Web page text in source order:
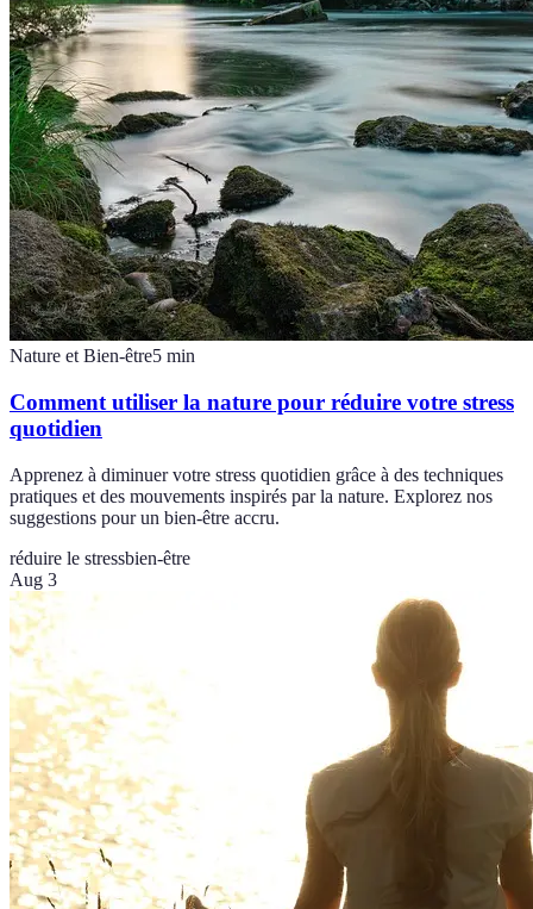
Nature et Bien-être5 min
Comment utiliser la nature pour réduire votre stress
quotidien
Apprenez à diminuer votre stress quotidien grâce à des techniques
pratiques et des mouvements inspirés par la nature. Explorez nos
suggestions pour un bien-être accru.
réduire le stressbien-être
Aug 3